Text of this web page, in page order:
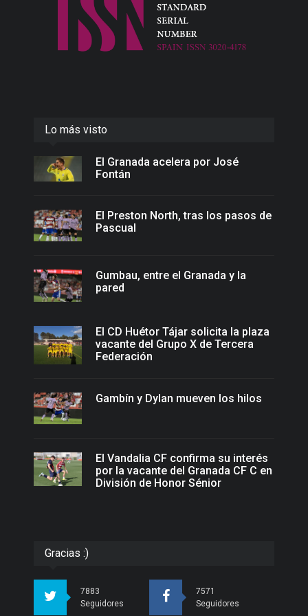
Lo más visto
El Granada acelera por José
Fontán
El Preston North, tras los pasos de
Pascual
Gumbau, entre el Granada y la
pared
El CD Huétor Tájar solicita la plaza
vacante del Grupo X de Tercera
Federación
Gambín y Dylan mueven los hilos
El Vandalia CF confirma su interés
por la vacante del Granada CF C en
División de Honor Sénior
Gracias :)
7883
Seguidores
7571
Seguidores